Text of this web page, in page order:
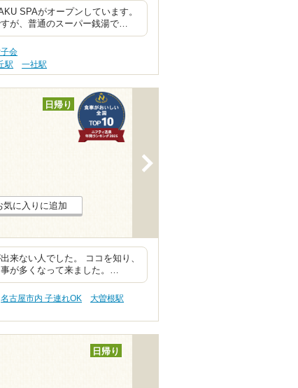
SPAがオープンしています。
が、普通のスーパー銭湯で…
会
駅 一社駅
日帰り
気に入りに追加
来ない人でした。 ココを知り、
が多くなって来ました。…
名古屋市内 子連れOK
大曽根駅
日帰り